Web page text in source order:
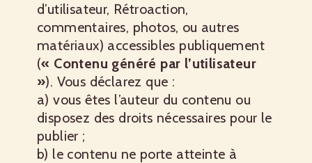
d’utilisateur, Rétroaction,
commentaires, photos, ou autres
matériaux) accessibles publiquement
(« Contenu généré par l’utilisateur
»). Vous déclarez que :
a) vous êtes l’auteur du contenu ou
disposez des droits nécessaires pour le
publier ;
b) le contenu ne porte atteinte à